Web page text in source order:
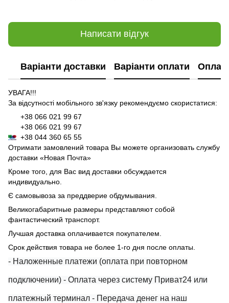
Написати відгук
Варіанти доставки Варіанти оплати
УВАГА!!!
За відсутності мобільного зв'язку рекомендуємо скористатися:
+38 066 021 99 67
+38 066 021 99 67
+38 044 360 65 55
Отримати замовлений товара Вы можете организовать службу
доставки «Новая Почта»
Кроме того, для Вас вид доставки обсуждается
индивидуально.
Є самовывоза за преддверие обдумывания.
Великогабаритные размеры представляют собой
фантастический транспорт.
Лучшая доставка оплачивается покупателем.
Срок действия товара не более 1-го дня после оплаты.
- Наложенные платежи (оплата при повторном
подключении) - Оплата через систему Приват24 или
платежный терминал - Передача денег на наш